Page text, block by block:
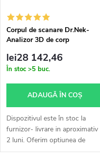
t
a
r
e
a
p
ă
p
r
d
u
Corpul de scanare Dr.Nek-
Analizor 3D de corp
frecvențe
lei28 142,46
În stoc >5 buc.
ADAUGĂ ÎN COŞ
Dispozitivul este în stoc la
furnizor- livrare in aproximativ
2 luni. Oferim optiunea de
livrare expres- pe calea aerului,